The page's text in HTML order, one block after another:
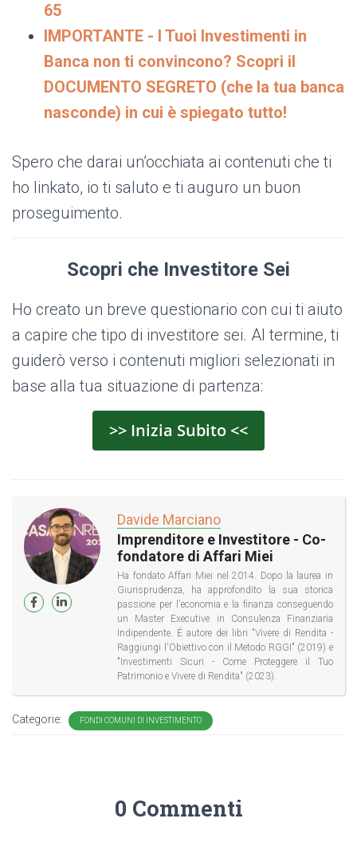
65
IMPORTANTE - I Tuoi Investimenti in
Banca non ti convincono? Scopri il
DOCUMENTO SEGRETO (che la tua banca
nasconde) in cui è spiegato tutto!
Spero che darai un’occhiata ai contenuti che ti
ho linkato, io ti saluto e ti auguro un buon
proseguimento.
Scopri che Investitore Sei
Ho creato un breve questionario con cui ti aiuto
a capire che tipo di investitore sei. Al termine, ti
guiderò verso i contenuti migliori selezionati in
base alla tua situazione di partenza:
>> Inizia Subito <<
Davide Marciano
Imprenditore e Investitore - Co-
fondatore di Affari Miei
Ha fondato Affari Miei nel 2014. Dopo la laurea in
Giurisprudenza, ha approfondito la sua storica
passione per l'economia e la finanza conseguendo
un Master Executive in Consulenza Finanziaria
Indipendente. É autore dei libri "Vivere di Rendita -
Raggiungi l'Obiettivo con il Metodo RGGI" (2019) e
"Investimenti Sicuri - Come Proteggere il Tuo
Patrimonio e Vivere di Rendita" (2023).
Categorie: FONDI COMUNI DI INVESTIMENTO
0 Commenti